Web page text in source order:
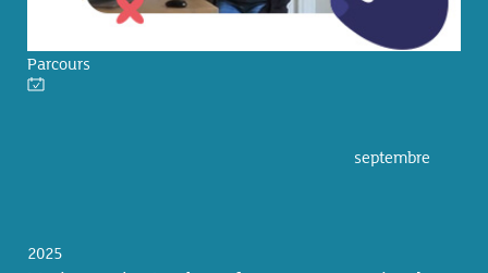
Parcours
septembre
2025